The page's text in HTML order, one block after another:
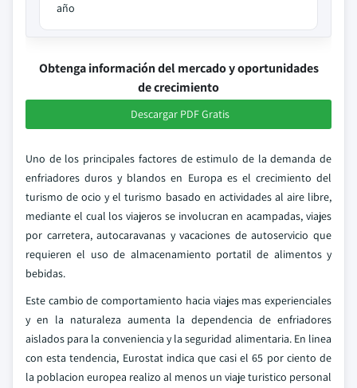
año
Obtenga información del mercado y oportunidades
de crecimiento
Descargar PDF Gratis
Uno de los principales factores de estimulo de la demanda de
enfriadores duros y blandos en Europa es el crecimiento del
turismo de ocio y el turismo basado en actividades al aire libre,
mediante el cual los viajeros se involucran en acampadas, viajes
por carretera, autocaravanas y vacaciones de autoservicio que
requieren el uso de almacenamiento portatil de alimentos y
bebidas.
Este cambio de comportamiento hacia viajes mas experienciales
y en la naturaleza aumenta la dependencia de enfriadores
aislados para la conveniencia y la seguridad alimentaria. En linea
con esta tendencia, Eurostat indica que casi el 65 por ciento de
la poblacion europea realizo al menos un viaje turistico personal